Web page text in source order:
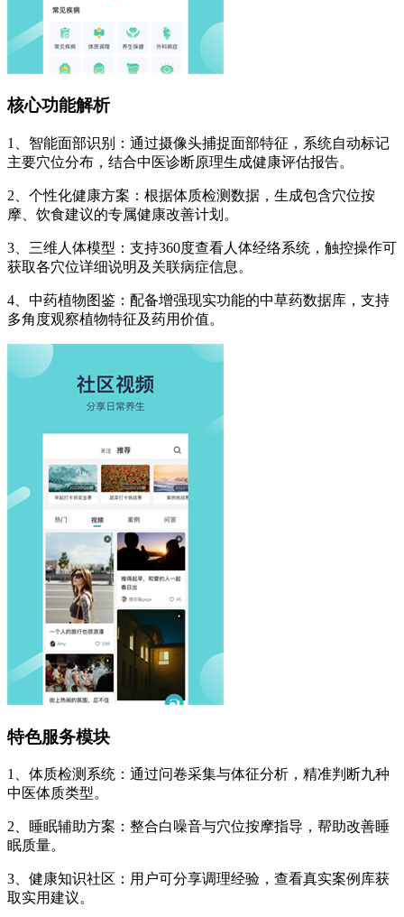
核心功能解析
1、智能面部识别：通过摄像头捕捉面部特征，系统自动标记
主要穴位分布，结合中医诊断原理生成健康评估报告。
2、个性化健康方案：根据体质检测数据，生成包含穴位按
摩、饮食建议的专属健康改善计划。
3、三维人体模型：支持360度查看人体经络系统，触控操作可
获取各穴位详细说明及关联病症信息。
4、中药植物图鉴：配备增强现实功能的中草药数据库，支持
多角度观察植物特征及药用价值。
特色服务模块
1、体质检测系统：通过问卷采集与体征分析，精准判断九种
中医体质类型。
2、睡眠辅助方案：整合白噪音与穴位按摩指导，帮助改善睡
眠质量。
3、健康知识社区：用户可分享调理经验，查看真实案例库获
取实用建议。